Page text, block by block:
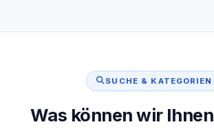
SUCHE & KATEGORIEN
Was können wir